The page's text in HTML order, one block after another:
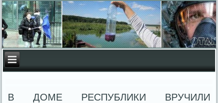
В ДОМЕ РЕСПУБЛИКИ ВРУЧИЛИ